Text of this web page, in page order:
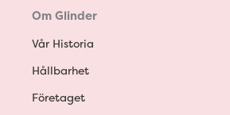
Om Glinder
Vår Historia
Hållbarhet
Företaget